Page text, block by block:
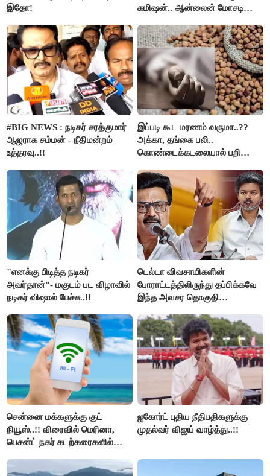
இதோ!
கமிஷன்.. ஆன்லைன் மோசடி
கைது..!!
#BIG NEWS : நடிகர் சரத்குமார்
ஆஜராக சம்மன் - நீதிமன்றம்
உத்தரவு..!!
இப்படி கூட மரணம் வருமா..??
அக்கா, தங்கை பலி..
கொண்டைக்கடலையால் பறிபோன
"எனக்கு பிடித்த நடிகர்
அவர்தான்"- மகுடம் பட விழாவில்
நடிகர் விஷால் பேச்சு..!!
டெல்டா விவசாயிகளின்
போராட்டத்திலிருந்து தப்பிக்கவே
இந்த அவசர தொகுதி
அரங்கேற்றுகிறார் முதலமைச்சர் -
திமுக ஐடி விங்..!!
சென்னை மக்களுக்கு குட்
நியூஸ்..!! விரைவில் மெரினா,
பெசன்ட் நகர் கடற்கரைகளில்
ஐகோர்ட் புதிய நீதிபதிகளுக்கு
முதல்வர் விஜய் வாழ்த்து..!!